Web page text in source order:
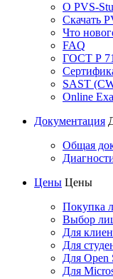
О PVS-
Скачать
Что
FAQ
ГОСТ Р
SAST
Online
Документация
Общая
Цены Цены
Покупка
Выбор
Для
Для
Для Open
Для